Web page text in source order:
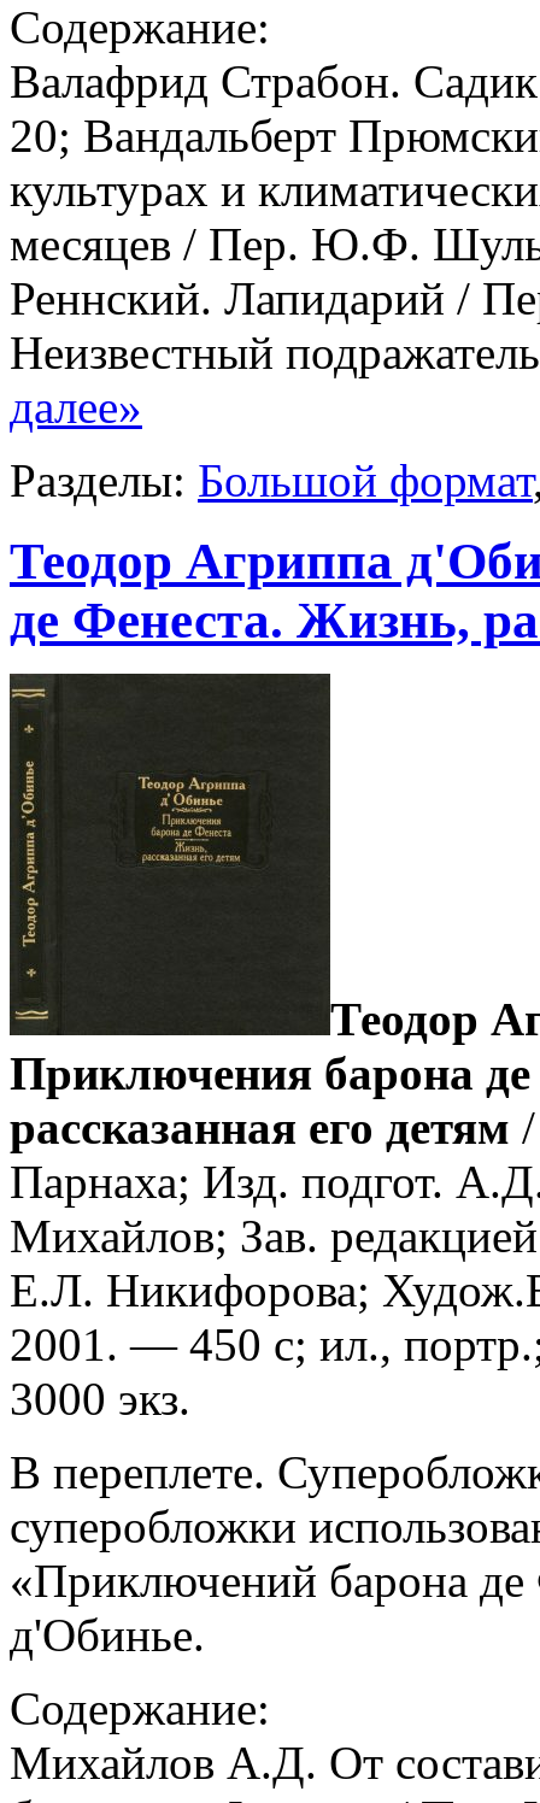
Содержание:
Валафрид Страбон.
20; Вандальберт
культурах и
месяцев / Пер. Ю.Ф.
Реннский. Лапидарий /
Неизвестный
далее»
Разделы: Большой формат
Теодор Агриппа
де Фенеста. Жизнь,
Теодор
Приключения барона
рассказанная его детям
Парнаха; Изд. подгот.
Михайлов; Зав.
Е.Л. Никифорова;
2001. — 450 с; ил.,
3000 экз.
В переплете.
суперобложки
«Приключений барона де
д'Обинье.
Содержание:
Михайлов А.Д. От